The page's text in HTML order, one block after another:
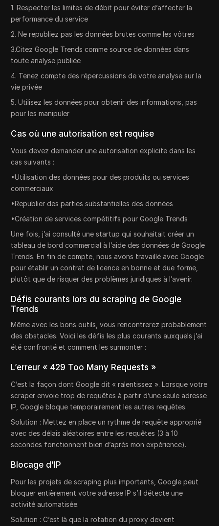
1. Respecter les limites de débit pour éviter d’affecter la
performance du service
2. Ne republiez pas les données brutes comme les vôtres
3.Citez Google Trends comme source de données dans
toute analyse publiée
4. Tenez compte des répercussions de votre analyse sur la
vie privée
5. Utilisez les données pour obtenir des informations, pas
pour les manipuler
Cas où une autorisation est requise
Vous devez demander une autorisation explicite dans les
cas suivants :
•Utilisation des données pour des produits ou services
commerciaux
•Republier des parties substantielles des données
•Création de services compétitifs pour Google Trends
Une fois, j’ai consulté une startup qui souhaitait créer un
tableau de bord commercial à l’aide des données de Google
Trends. En fin de compte, nous avons travaillé avec Google
pour établir un contrat de licence en bonne et due forme,
plutôt que de risquer des problèmes juridiques à l’avenir.
Défis courants lors du scraping de Google
Trends
Même avec les bons outils, vous rencontrerez probablement
des obstacles. Voici les défis les plus courants auxquels j’ai
été confronté et comment les surmonter :
L’erreur « 429 Too Many Requests »
C’est la façon dont Google dit « ralentissez ». Lorsque votre
scraper envoie trop de requêtes à partir d’une seule adresse
IP, Google bloque temporairement les autres requêtes.
Solution : Mettez en place un rythme de requête approprié
avec des délais aléatoires entre les requêtes (3 à 10
secondes fonctionnent bien d’après mon expérience).
Blocage d’IP
Pour les projets de scraping plus importants, Google peut
bloquer entièrement votre adresse IP s’il détecte une
activité automatisée.
Solution : C’est là que la rotation du proxy devient